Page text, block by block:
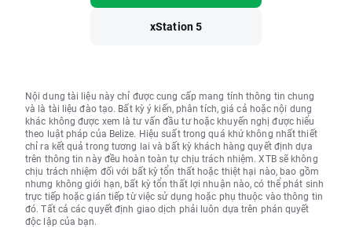
xStation 5
Nội dung tài liệu này chỉ được cung cấp mang tính thông tin chung
và là tài liệu đào tạo. Bất kỳ ý kiến, phân tích, giá cả hoặc nội dung
khác không được xem là tư vấn đầu tư hoặc khuyến nghị được hiểu
theo luật pháp của Belize. Hiệu suất trong quá khứ không nhất thiết
chỉ ra kết quả trong tương lai và bất kỳ khách hàng quyết định dựa
trên thông tin này đều hoàn toàn tự chịu trách nhiệm. XTB sẽ không
chịu trách nhiệm đối với bất kỳ tổn thất hoặc thiệt hại nào, bao gồm
nhưng không giới hạn, bất kỳ tổn thất lợi nhuận nào, có thể phát sinh
trực tiếp hoặc gián tiếp từ việc sử dụng hoặc phụ thuộc vào thông tin
đó. Tất cả các quyết định giao dịch phải luôn dựa trên phán quyết
độc lập của bạn.